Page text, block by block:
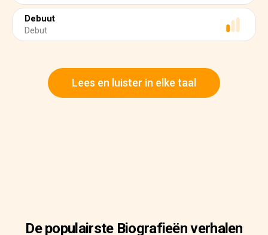
Debuut
Debut
Lees en luister in elke taal
De populairste Biografieën verhalen